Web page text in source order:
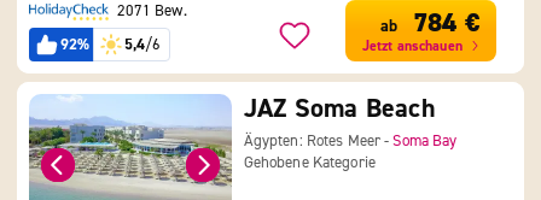
2071 Bew.
92%
5,4/6
ab 784 €
Jetzt anschauen
JAZ Soma Beach
Ägypten: Rotes Meer -Soma Bay
Gehobene Kategorie